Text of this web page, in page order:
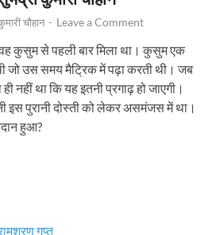
चौहान - Leave a Comment
कुसुम से पहली बार मिला था। कुसुम एक
जो उस समय मैट्रिक में पढ़ा करती थी। जब
नहीं था कि यह इतनी प्रगाढ़ हो जाएगी।
इस पुरानी दोस्ती को लेकर असमंजस में था।
हुआ?